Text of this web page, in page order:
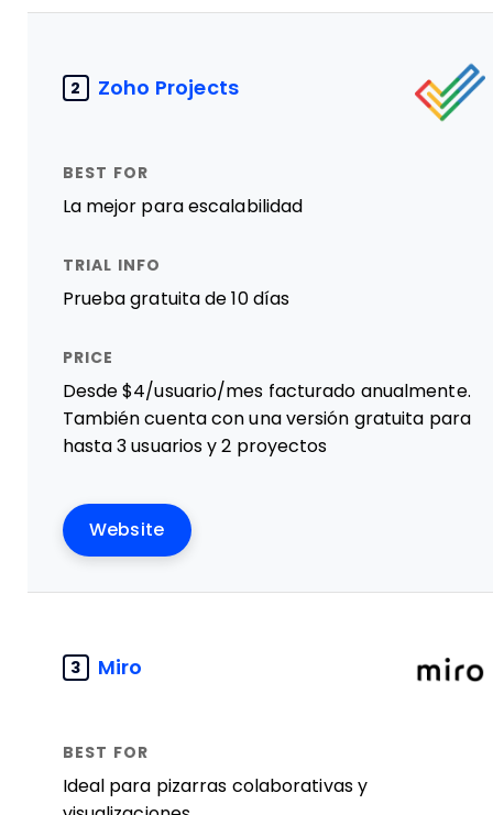
2 Zoho Projects
La mejor para escalabilidad
Prueba gratuita de 10 días
Desde $4/usuario/mes facturado anualmente.
También cuenta con una versión gratuita para
hasta 3 usuarios y 2 proyectos
Website
3 Miro
Ideal para pizarras colaborativas y